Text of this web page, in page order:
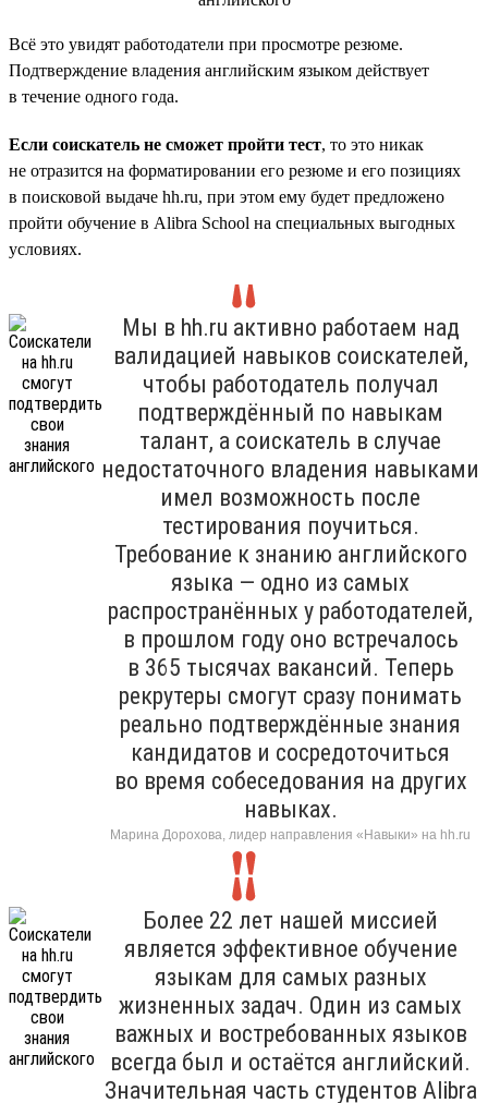
Всё это увидят работодатели при просмотре резюме.
Подтверждение владения английским языком действует
в течение одного года.
Если соискатель не сможет пройти тест, то это никак
не отразится на форматировании его резюме и его позициях
в поисковой выдаче hh.ru, при этом ему будет предложено
пройти обучение в Alibra School на специальных выгодных
условиях.
Мы в hh.ru активно работаем над
валидацией навыков соискателей,
чтобы работодатель получал
подтверждённый по навыкам
талант, а соискатель в случае
недостаточного владения навыками
имел возможность после
тестирования поучиться.
Требование к знанию английского
языка — одно из самых
распространённых у работодателей,
в прошлом году оно встречалось
в 365 тысячах вакансий. Теперь
рекрутеры смогут сразу понимать
реально подтверждённые знания
кандидатов и сосредоточиться
во время собеседования на других
навыках.
Марина Дорохова, лидер направления «Навыки» на hh.ru
Более 22 лет нашей миссией
является эффективное обучение
языкам для самых разных
жизненных задач. Один из самых
важных и востребованных языков
всегда был и остаётся английский.
Значительная часть студентов Alibra